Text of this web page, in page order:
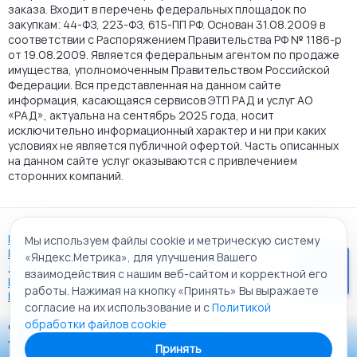
заказа. Входит в перечень федеральных площадок по
закупкам: 44-ФЗ, 223-ФЗ, 615-ПП РФ. Основан 31.08.2009 в
соответствии с Распоряжением Правительства РФ № 1186-р
от 19.08.2009. Является федеральным агентом по продаже
имущества, уполномоченным Правительством Российской
Федерации. Вся представленная на данном сайте
информация, касающаяся сервисов ЭТП РАД и услуг АО
«РАД», актуальна на сентябрь 2025 года, носит
исключительно информационный характер и ни при каких
условиях не является публичной офертой. Часть описанных
на данном сайте услуг оказываются с привлечением
сторонних компаний.
Пользовательское соглашение
Политика АО "РАД" в отношении обработки персональных
данных
Политика обработки файлов cookie
Карта сайта
© 2009 - 2026 АО «Российский аукционный дом»
универсальная торговая площадка. Все права защищены.
Мы используем файлы cookie и метрическую систему
«Яндекс.Метрика», для улучшения Вашего
взаимодействия с нашим веб-сайтом и корректной его
работы. Нажимая на кнопку «Принять» Вы выражаете
согласие на их использование и сПолитикой
обработки файлов cookie
Принять
Приложение «РАД Каталог»